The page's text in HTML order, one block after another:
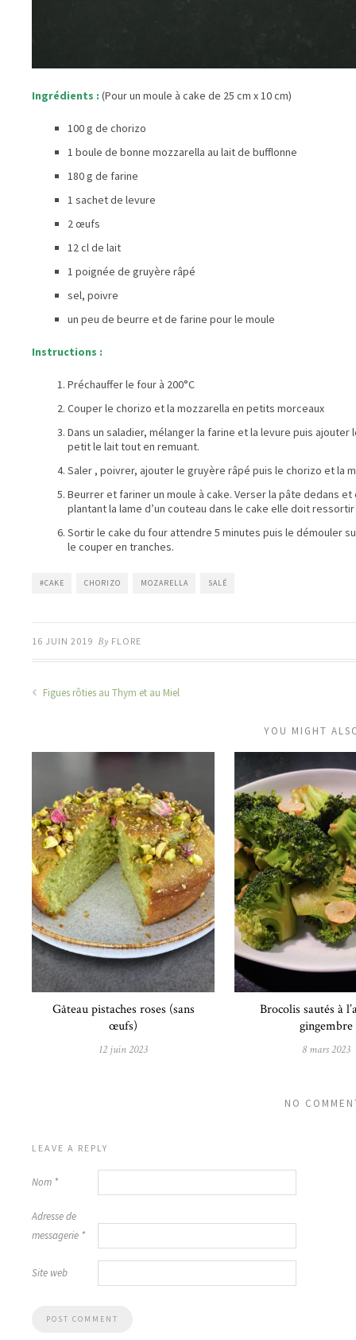
Ingrédients : (Pour un moule à cake de 25 cm x 10 cm)
100 g de chorizo
1 boule de bonne mozzarella au lait de bufflonne
180 g de farine
1 sachet de levure
2 œufs
12 cl de lait
1 poignée de gruyère râpé
sel, poivre
un peu de beurre et de farine pour le moule
Instructions :
Préchauffer le four à 200°C
Couper le chorizo et la mozzarella en petits morceaux
Dans un saladier, mélanger la farine et la levure puis
petit le lait tout en remuant.
Saler , poivrer, ajouter le gruyère râpé puis le chorizo et la
Beurrer et fariner un moule à cake. Verser la pâte dedans
plantant la lame d’un couteau dans le cake elle doit
Sortir le cake du four attendre 5 minutes puis le démouler
le couper en tranches.
#CAKE CHORIZO MOZARELLA SALÉ
16 JUIN 2019 By FLORE
Figues rôties au Thym et au Miel
YOU MIGHT
Gâteau pistaches roses (sans
œufs)
12 juin 2023
Brocolis sautés à
gingembre
8 mars 2023
NO
LEAVE A REPLY
Nom *
Adresse de
messagerie *
Site web